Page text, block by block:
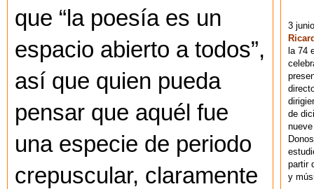
que “la poesía es un
espacio abierto a todos”,
así que quien pueda
pensar que aquél fue
una especie de periodo
crepuscular, claramente
3
la 74
de
partir
y